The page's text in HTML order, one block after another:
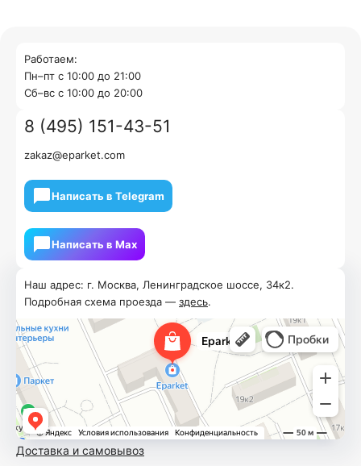
Доставка и самовывоз
Наш адрес: г. Москва, Ленинградское шоссе, 34к2.
Подробная схема проезда — здесь.
Работаем:
Пн–пт с 10:00 до 21:00
Cб–вс с 10:00 до 20:00
8 (495) 151-43-51
zakaz@eparket.com
Написать в Telegram
Написать в Мах